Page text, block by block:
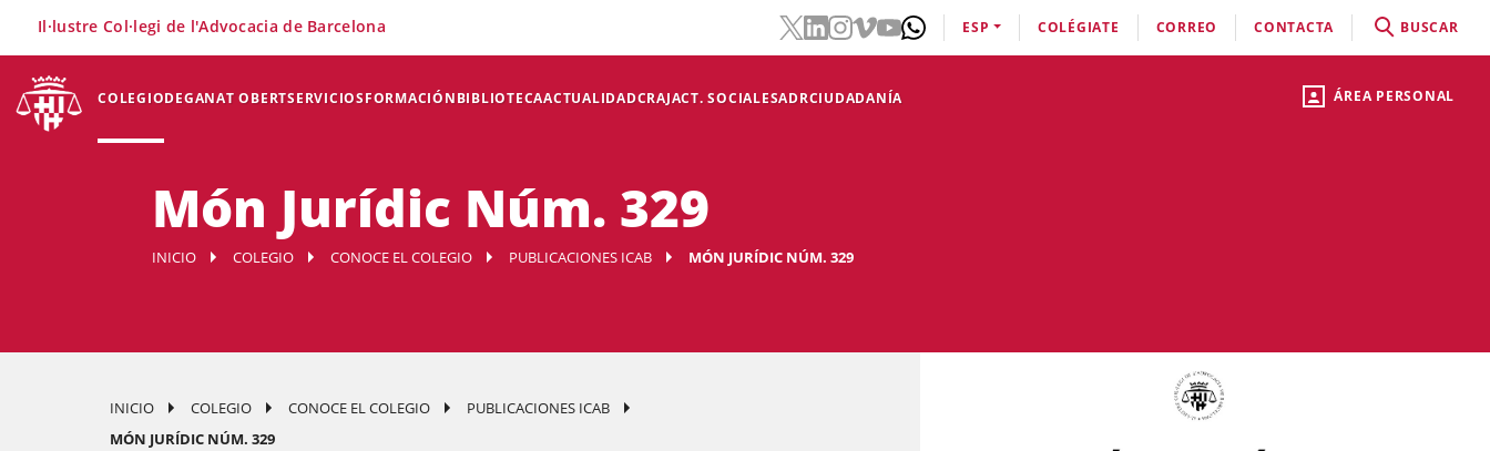
ÁREA PERSONAL
COLEGIODEGANAT OBERTSERVICIOSFORMACIÓNBIBLIOTECAACTUALIDADCRAJACT. SOCIALESADRCIUDADANÍA
Il·lustre Col·legi de l'Advocacia de Barcelona ESP COLÉGIATE CORREO CONTACTA BUSCAR
Món Jurídic Núm. 329
INICIO COLEGIO CONOCE EL COLEGIO PUBLICACIONES ICAB MÓN JURÍDIC NÚM. 329
INICIO COLEGIO CONOCE EL COLEGIO
PUBLICACIONES ICAB
MÓN JURÍDIC NÚM. 329